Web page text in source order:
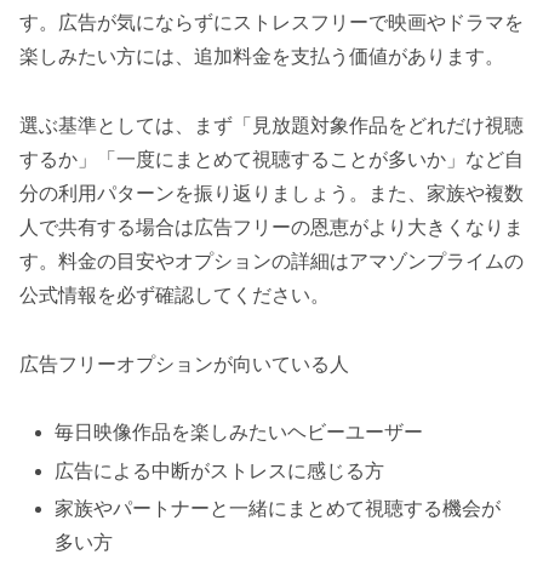
す。広告が気にならずにストレスフリーで映画やドラマを
楽しみたい方には、追加料金を支払う価値があります。
選ぶ基準としては、まず「見放題対象作品をどれだけ視聴
するか」「一度にまとめて視聴することが多いか」など自
分の利用パターンを振り返りましょう。また、家族や複数
人で共有する場合は広告フリーの恩恵がより大きくなりま
す。料金の目安やオプションの詳細はアマゾンプライムの
公式情報を必ず確認してください。
広告フリーオプションが向いている人
毎日映像作品を楽しみたいヘビーユーザー
広告による中断がストレスに感じる方
家族やパートナーと一緒にまとめて視聴する機会が
多い方